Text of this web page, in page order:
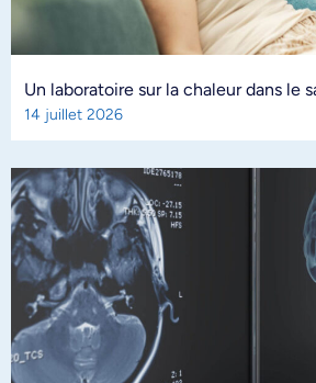
Un laboratoire sur la chaleur dans le
14 juillet 2026